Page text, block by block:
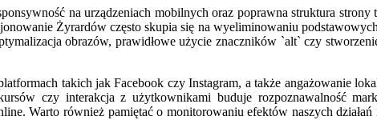
na urządzeniach mobilnych oraz poprawna struktura
Żyrardów często skupia się na wyeliminowaniu
obrazów, prawidłowe użycie znaczników `alt` czy
takich jak Facebook czy Instagram, a także angażowanie
czy interakcja z użytkownikami buduje rozpoznawalność
Warto również pamiętać o monitorowaniu efektów naszych